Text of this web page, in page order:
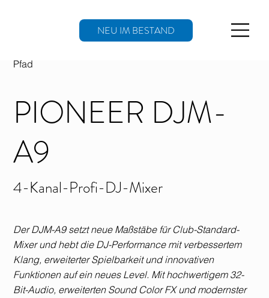
NEU IM BESTAND
PIONEER DJM-
A9
4-Kanal-Profi-DJ-Mixer
Der DJM-A9 setzt neue Maßstäbe für Club-Standard-
Mixer und hebt die DJ-Performance mit verbessertem
Klang, erweiterter Spielbarkeit und innovativen
Funktionen auf ein neues Level. Mit hochwertigem 32-
Bit-Audio, erweiterten Sound Color FX und modernster
Pfad